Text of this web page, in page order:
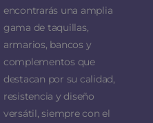
encontrarás una amplia
gama de taquillas,
armarios, bancos y
complementos que
destacan por su calidad,
resistencia y diseño
versátil, siempre con el